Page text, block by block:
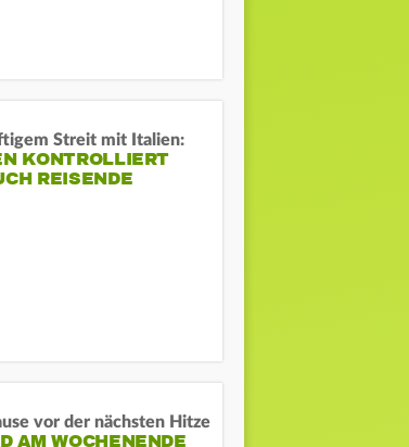
Streit mit Italien:
KONTROLLIERT
REISENDE
vor der nächsten Hitze
AM WOCHENENDE